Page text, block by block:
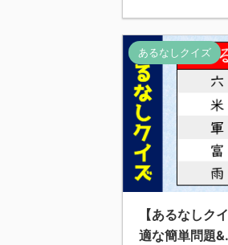
あるなしクイズ
【あるなしク
適な簡単問題